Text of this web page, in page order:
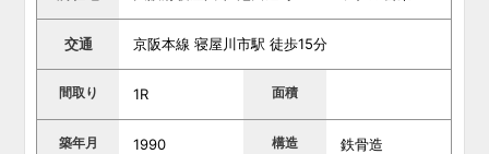
交通 京阪本線 寝屋川市駅 徒歩15分
間取り 1R 面積
築年月 1990 構造 鉄骨造